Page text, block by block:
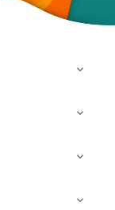



